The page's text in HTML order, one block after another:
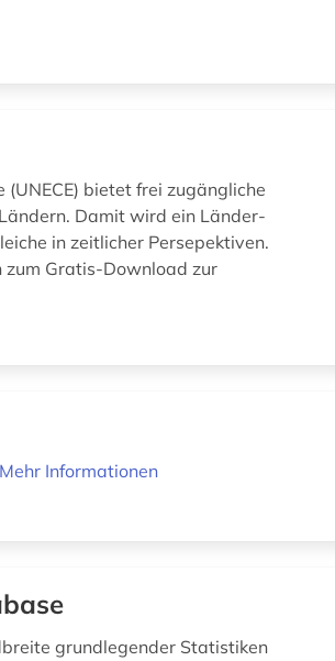
(UNECE) bietet frei zugängliche
Damit wird ein Länder-
in zeitlicher Persepektiven.
zum Gratis-Download zur
Mehr Informationen
grundlegender Statistiken